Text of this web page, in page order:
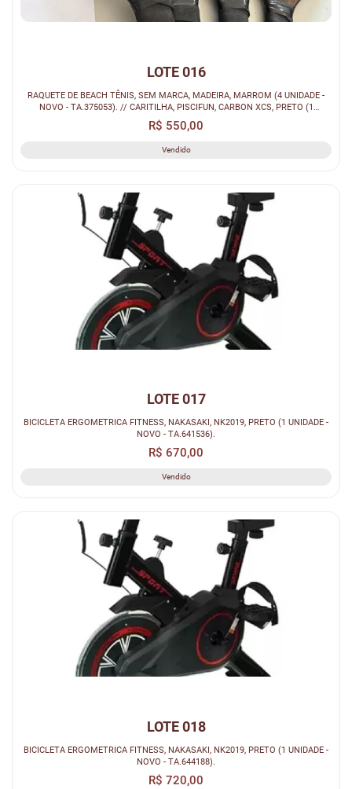
LOTE 016
RAQUETE DE BEACH TÊNIS, SEM MARCA, MADEIRA, MARROM (4 UNIDADE -
NOVO - TA.375053). // CARITILHA, PISCIFUN, CARBON XCS, PRETO (1
UNIDADE - NO...
R$ 550,00
Vendido
LOTE 017
BICICLETA ERGOMETRICA FITNESS, NAKASAKI, NK2019, PRETO (1 UNIDADE -
NOVO - TA.641536).
R$ 670,00
Vendido
LOTE 018
BICICLETA ERGOMETRICA FITNESS, NAKASAKI, NK2019, PRETO (1 UNIDADE -
NOVO - TA.644188).
R$ 720,00